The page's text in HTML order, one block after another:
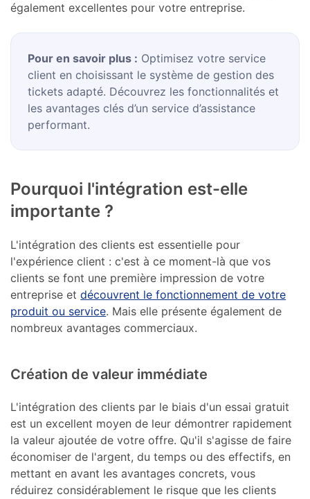
également excellentes pour votre entreprise.
Pour en savoir plus : Optimisez votre service
client en choisissant le système de gestion des
tickets adapté. Découvrez les fonctionnalités et
les avantages clés d’un service d’assistance
performant.
Pourquoi l'intégration est-elle
importante ?
L'intégration des clients est essentielle pour
l'expérience client : c'est à ce moment-là que vos
clients se font une première impression de votre
entreprise etdécouvrent le fonctionnement de votre
produit ou service. Mais elle présente également de
nombreux avantages commerciaux.
Création de valeur immédiate
L'intégration des clients par le biais d'un essai gratuit
est un excellent moyen de leur démontrer rapidement
la valeur ajoutée de votre offre. Qu'il s'agisse de faire
économiser de l'argent, du temps ou des effectifs, en
mettant en avant les avantages concrets, vous
réduirez considérablement le risque que les clients